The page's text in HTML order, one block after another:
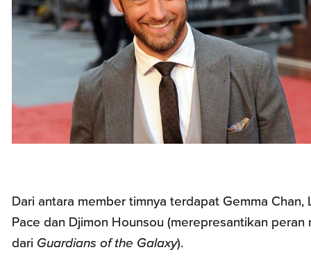
Dari antara member timnya terdapat Gemma Chan,
Pace dan Djimon Hounsou (merepresantikan peran
dari Guardians of the Galaxy).